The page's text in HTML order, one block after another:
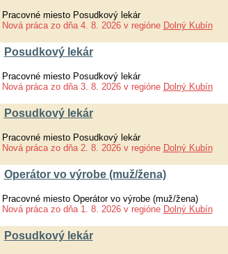
Pracovné miesto Posudkový lekár
Nová práca zo dňa 4. 8. 2026 v regióne Dolný Kubín
Posudkový lekár
Pracovné miesto Posudkový lekár
Nová práca zo dňa 3. 8. 2026 v regióne Dolný Kubín
Posudkový lekár
Pracovné miesto Posudkový lekár
Nová práca zo dňa 2. 8. 2026 v regióne Dolný Kubín
Operátor vo výrobe (muž/žena)
Pracovné miesto Operátor vo výrobe (muž/žena)
Nová práca zo dňa 1. 8. 2026 v regióne Dolný Kubín
Posudkový lekár